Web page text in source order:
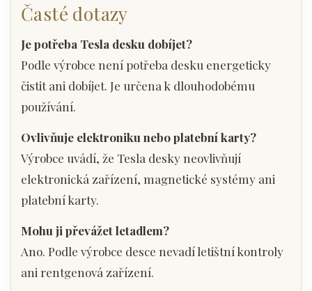
Časté dotazy
Je potřeba Tesla desku dobíjet?
Podle výrobce není potřeba desku energeticky
čistit ani dobíjet. Je určena k dlouhodobému
používání.
Ovlivňuje elektroniku nebo platební karty?
Výrobce uvádí, že Tesla desky neovlivňují
elektronická zařízení, magnetické systémy ani
platební karty.
Mohu ji převážet letadlem?
Ano. Podle výrobce desce nevadí letištní kontroly
ani rentgenová zařízení.